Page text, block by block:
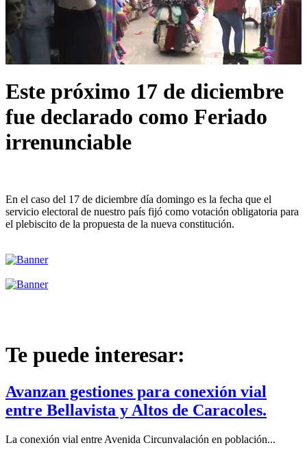
Este próximo 17 de diciembre
fue declarado como Feriado
irrenunciable
En el caso del 17 de diciembre día domingo es la fecha que el
servicio electoral de nuestro país fijó como votación obligatoria para
el plebiscito de la propuesta de la nueva constitución.
Te puede interesar:
Avanzan gestiones para conexión vial
entre Bellavista y Altos de Caracoles.
La conexión vial entre Avenida Circunvalación en población...